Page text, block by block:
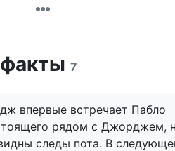
7
впервые встречает Пабло
рядом с Джорджем,
следы пота. В